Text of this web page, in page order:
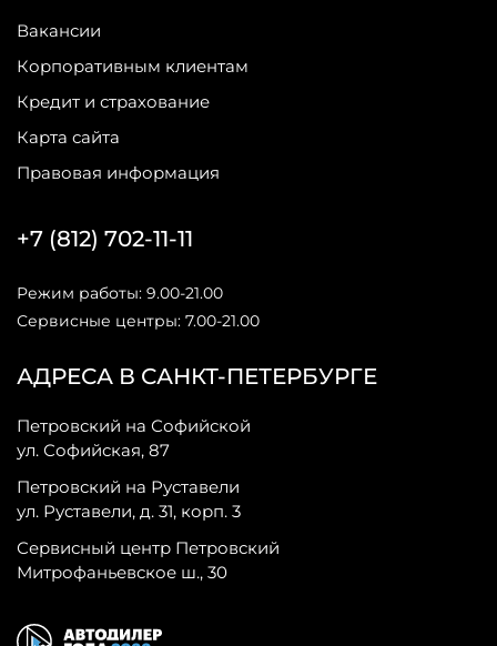
Вакансии
Корпоративным клиентам
Кредит и страхование
Карта сайта
Правовая информация
АДРЕСА В САНКТ-ПЕТЕРБУРГЕ
Петровский на Софийской
ул. Софийская, 87
Петровский на Руставели
ул. Руставели, д. 31, корп. 3
Сервисный центр Петровский
Митрофаньевское ш., 30
+7 (812) 702-11-11
Режим работы: 9.00-21.00
Сервисные центры: 7.00-21.00